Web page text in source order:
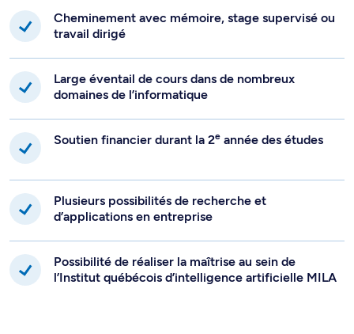
Cheminement avec mémoire, stage supervisé ou
travail dirigé
Large éventail de cours dans de nombreux
domaines de l’informatique
Soutien financier durant la 2e année des études
Plusieurs possibilités de recherche et
d’applications en entreprise
Possibilité de réaliser la maîtrise au sein de
l’Institut québécois d’intelligence artificielle MILA